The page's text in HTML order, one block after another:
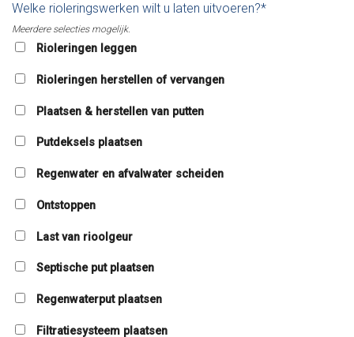
Welke rioleringswerken wilt u laten uitvoeren?*
Meerdere selecties mogelijk.
Rioleringen leggen
Rioleringen herstellen of vervangen
Plaatsen & herstellen van putten
Putdeksels plaatsen
Regenwater en afvalwater scheiden
Ontstoppen
Last van rioolgeur
Septische put plaatsen
Regenwaterput plaatsen
Filtratiesysteem plaatsen